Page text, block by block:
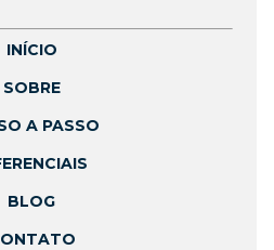
INÍCIO
SOBRE
A PASSO
BLOG